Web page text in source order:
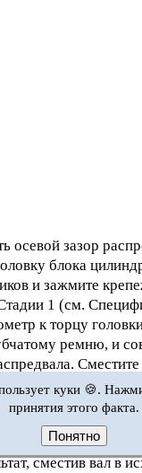
осевой зазор
блока
и зажмите
1 (см.
к торцу
ремню, и
сторону, затем
вала и обнулите
возможно в
показания
сместив вал в
куки 🍪.
принятия этого факта.
Понятно